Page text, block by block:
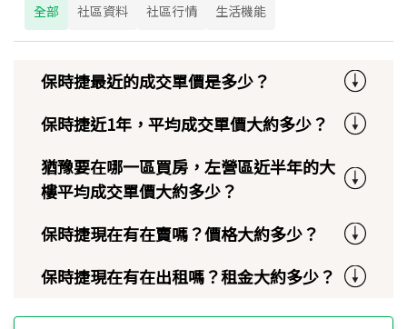
全部 社區資料 社區行情 生活機能
保時捷最近的成交單價是多少？
保時捷近1年，平均成交單價大約多少？
猶豫要在哪一區買房，左營區近半年的大
樓平均成交單價大約多少？
保時捷現在有在賣嗎？價格大約多少？
保時捷現在有在出租嗎？租金大約多少？